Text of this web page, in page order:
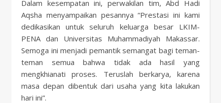
Dalam kesempatan ini, perwakilan tim, Abd Hadi
Aqsha menyampaikan pesannya “Prestasi ini kami
dedikasikan untuk seluruh keluarga besar LKIM-
PENA dan Universitas Muhammadiyah Makassar.
Semoga ini menjadi pemantik semangat bagi teman-
teman semua bahwa tidak ada hasil yang
mengkhianati proses. Teruslah berkarya, karena
masa depan dibentuk dari usaha yang kita lakukan
hari ini”.